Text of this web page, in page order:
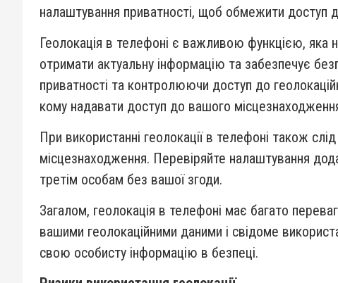
налаштування приватності, щоб обмежити доступ
Геолокація в телефоні є важливою функцією, яка
отримати актуальну інформацію та забезпечує
приватності та контролюючи доступ до
кому надавати доступ до вашого
При використанні геолокації в телефоні також
місцезнаходження. Перевіряйте налаштування
третім особам без вашої згоди.
Загалом, геолокація в телефоні має багато
вашими геолокаційними даними і свідоме
свою особисту інформацію в безпеці.